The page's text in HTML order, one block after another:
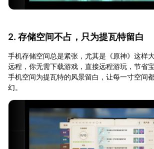
2. 存储空间不占，只为提瓦特留白
手机存储空间总是紧张，尤其是《原神》这样
远程，你无需下载游戏，直接远程游玩，节省
手机空间为提瓦特的风景留白，让每一寸空间
幻。